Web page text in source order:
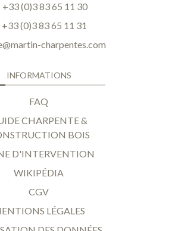
+33 (0)3 83 65 11 30
+33 (0)3 83 65 11 31
charpentes.com
INFORMATIONS
FAQ
CHARPENTE &
BOIS
D'INTERVENTION
WIKIPÉDIA
CGV
LÉGALES